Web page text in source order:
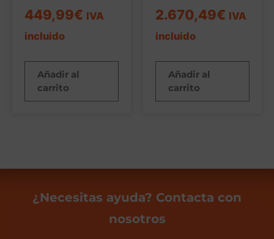
449,99€ IVA
incluido
Añadir al
carrito
2.670,49€ IVA
incluido
Añadir al
carrito
¿Necesitas ayuda? Contacta con
nosotros